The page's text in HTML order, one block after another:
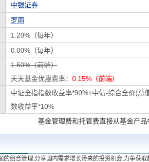
中银证券
罗雨
1.20%（每年）
0.00%（每年）
1.50%（前端）
天天基金优惠费率： 0.15%（前端）
中证全指指数收益率*90%+中债-综合全价(总
数收益率*10%
基金管理费和托管费直接从基金产
的组合管理,分享国内需求增长带来的投资机会,力争获